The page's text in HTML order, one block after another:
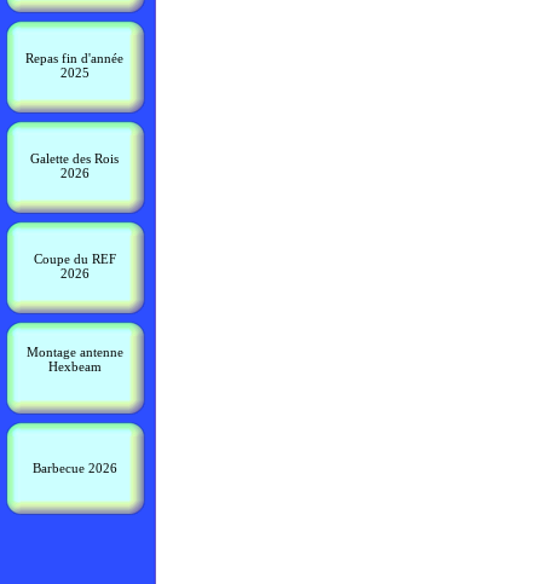
Repas fin d'année
2025
Galette des Rois
2026
Coupe du REF
2026
Montage antenne
Hexbeam
Barbecue 2026